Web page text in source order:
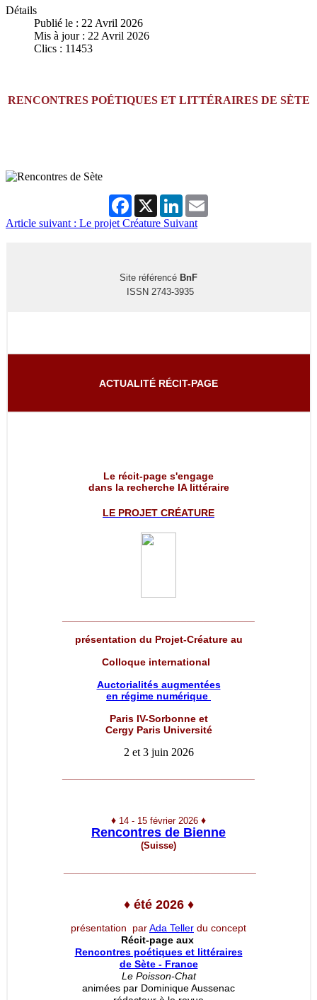
Détails
Publié le : 22 Avril 2026
Mis à jour : 22 Avril 2026
Clics : 11453
RENCONTRES POÉTIQUES ET LITTÉRAIRES DE SÈTE
Facebook
X LinkedIn
Article suivant : Le projet Créature Suivant
Site référencé BnF
ISSN 2743-3935
ACTUALITÉ RÉCIT-PAGE
Le récit-page s'engage
dans la recherche IA littéraire
LE PROJET CRÉATURE
présentation du Projet-Créature au
Colloque international
Auctorialités augmentées
en régime numérique
Paris IV-Sorbonne et
Cergy Paris Université
2 et 3 juin 2026
♦ 14 - 15 février 2026 ♦
Rencontres de Bienne
(Suisse)
♦été 2026 ♦
présentation parAda Teller du concept
Récit-page aux
Rencontres poétiques et littéraires
de Sète - France
Le Poisson-Chat
animées par Dominique Aussenac